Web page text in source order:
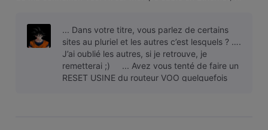
explication? Merci d’ava
... Dans votre titre, vous parlez de certains
sites au pluriel et les autres c’est lesquels ? ….
J’ai oublié les autres, si je retrouve, je
remetterai ;) ... Avez vous tenté de faire un
RESET USINE du routeur VOO quelquefois